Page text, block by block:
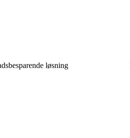
løsning